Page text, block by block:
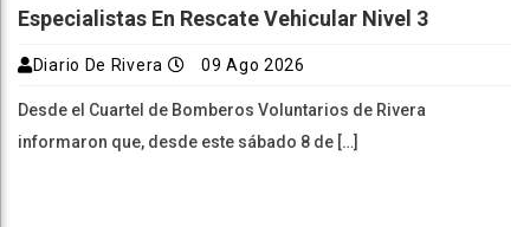
Especialistas En Rescate Vehicular Nivel 3
Diario De Rivera 09 Ago 2026
Desde el Cuartel de Bomberos Voluntarios de Rivera
informaron que, desde este sábado 8 de […]